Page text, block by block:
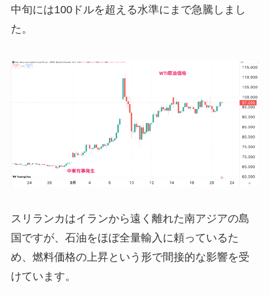
中旬には100ドルを超える水準にまで急騰しまし
た。
スリランカはイランから遠く離れた南アジアの島
国ですが、石油をほぼ全量輸入に頼っているた
め、燃料価格の上昇という形で間接的な影響を受
けています。